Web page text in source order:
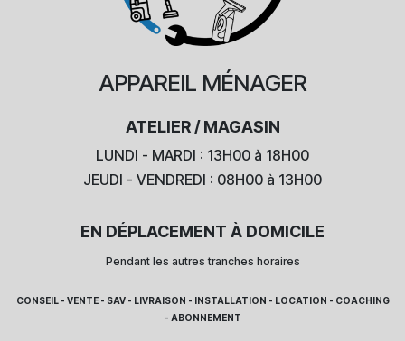
APPAREIL MÉNAGER
ATELIER / MAGASIN
LUNDI - MARDI : 13H00 à 18H00
JEUDI - VENDREDI : 08H00 à 13H00
EN DÉPLACEMENT À DOMICILE
Pendant les autres tranches horaires
CONSEIL - VENTE - SAV - LIVRAISON - INSTALLATION - LOCATION - COACHING
- ABONNEMENT